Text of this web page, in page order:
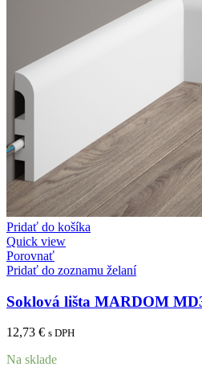
Pridať do košíka
Quick view
Porovnať
Pridať do zoznamu želaní
Soklová lišta MARDOM
12,73 € s DPH
Na sklade